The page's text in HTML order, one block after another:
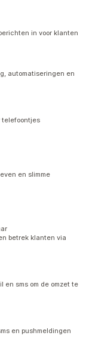
in voor klanten
automatiseringen en
telefoontjes
en slimme
betrek klanten via
en sms om de omzet te
en pushmeldingen